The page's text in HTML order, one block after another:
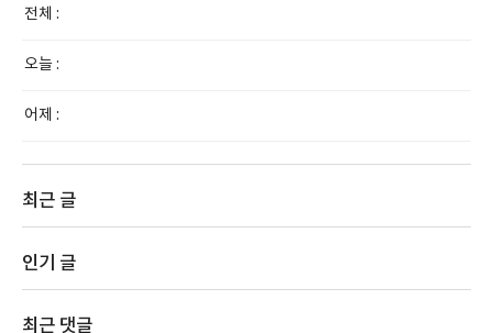
전체 :
오늘 :
어제 :
최근 글
인기 글
최근 댓글